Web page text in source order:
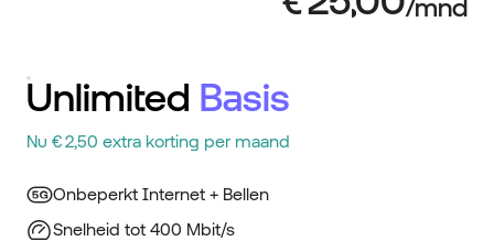
Unlimited Basis
Nu € 2,50 extra korting per maand
Onbeperkt Internet + Bellen
Snelheid tot 400 Mbit/s